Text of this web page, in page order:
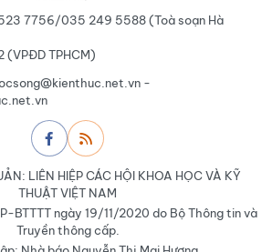
7756/035 249 5588 (Toà soạn Hà
(VPĐD TPHCM)
-
LIÊN HIỆP CÁC HỘI KHOA HỌC VÀ KỸ
THUẬT VIỆT NAM
BTTTT ngày 19/11/2020 do Bộ Thông tin và
Truyền thông cấp.